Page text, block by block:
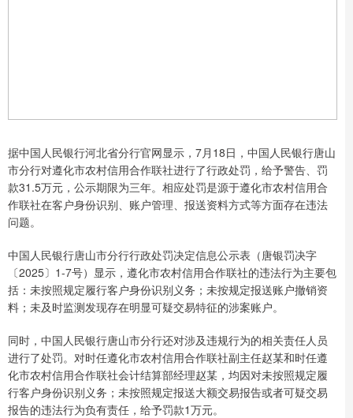
据中国人民银行河北省分行官网显示，7月18日，中国人民银行唐山
市分行对遵化市农村信用合作联社进行了行政处罚，给予警告、罚
款31.5万元，公示期限为三年。相应处罚是源于遵化市农村信用合
作联社在客户身份识别、账户管理、报送资料方式等方面存在违法
问题。
中国人民银行唐山市分行行政处罚决定信息公示表（唐银罚决字
〔2025〕1-7号）显示，遵化市农村信用合作联社的违法行为主要包
括：未按照规定履行客户身份识别义务；未按规定报送账户撤销资
料；未及时监测发现存在明显可疑交易特征的涉案账户。
同时，中国人民银行唐山市分行还对涉及违规行为的相关责任人员
进行了处罚。对时任遵化市农村信用合作联社副主任赵某和时任遵
化市农村信用合作联社会计结算部经理赵某，均因对未按照规定履
行客户身份识别义务；未按照规定报送大额交易报告或者可疑交易
报告的违法行为负有责任，给予罚款1万元。